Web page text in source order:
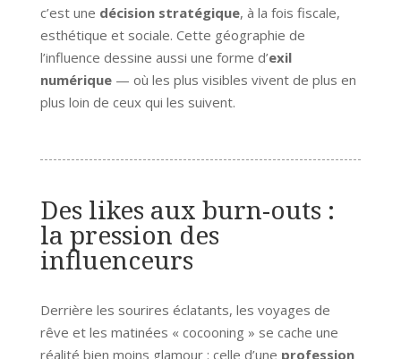
c’est une décision stratégique, à la fois fiscale,
esthétique et sociale. Cette géographie de
l’influence dessine aussi une forme d’exil
numérique— où les plus visibles vivent de plus en
plus loin de ceux qui les suivent.
Des likes aux burn-outs :
la pression des
influenceurs
Derrière les sourires éclatants, les voyages de
rêve et les matinées « cocooning » se cache une
réalité bien moins glamour : celle d’une profession